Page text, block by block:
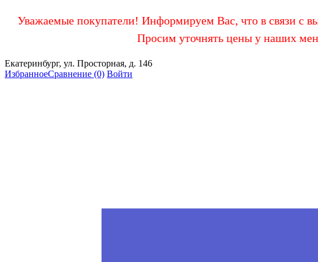
Уважаемые покупатели! Информируем Вас, что в связи с
Просим уточнять цены у наших
Екатеринбург, ул. Просторная, д. 146
ИзбранноеСравнение (0) Войти